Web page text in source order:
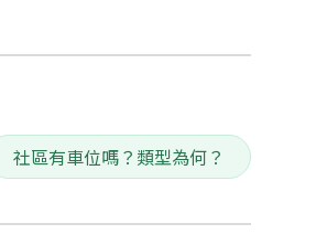
社區有車位嗎？類型為何？